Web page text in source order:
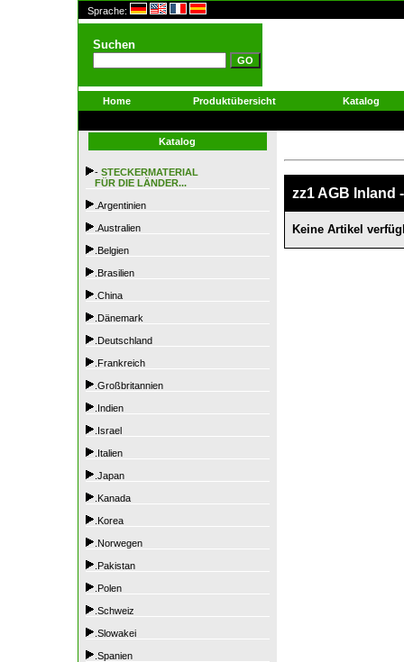
Sprache:
Suchen
Home Produktübersicht Katalog
Katalog
- STECKERMATERIAL
FÜR DIE LÄNDER...
.Argentinien
.Australien
.Belgien
.Brasilien
.China
.Dänemark
.Deutschland
.Frankreich
.Großbritannien
.Indien
.Israel
.Italien
.Japan
.Kanada
.Korea
.Norwegen
.Pakistan
.Polen
.Schweiz
.Slowakei
.Spanien
zz1 AGB Inland
Keine Artikel